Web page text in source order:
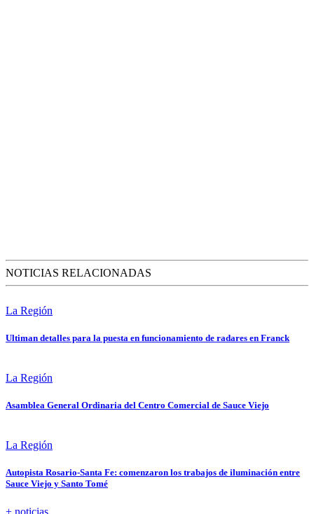
NOTICIAS RELACIONADAS
La Región
Ultiman detalles para la puesta en funcionamiento de radares en Franck
La Región
Asamblea General Ordinaria del Centro Comercial de Sauce Viejo
La Región
Autopista Rosario-Santa Fe: comenzaron los trabajos de iluminación entre
Sauce Viejo y Santo Tomé
+ noticias